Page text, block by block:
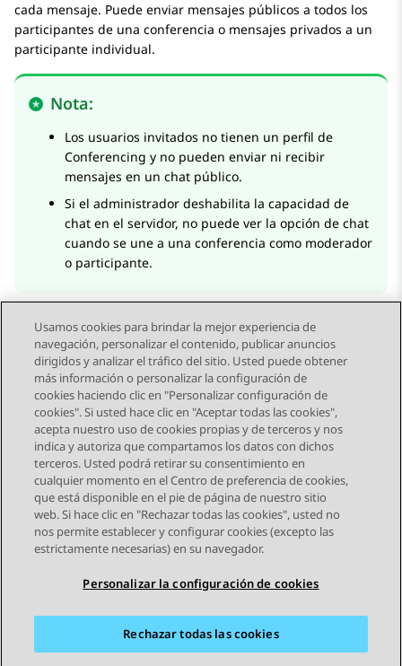
cada mensaje. Puede enviar mensajes públicos a todos los
participantes de una conferencia o mensajes privados a un
participante individual.
Nota:
Los usuarios invitados no tienen un perfil de
Conferencing y no pueden enviar ni recibir
mensajes en un chat público.
Si el administrador deshabilita la capacidad de
chat en el servidor, no puede ver la opción de chat
cuando se une a una conferencia como moderador
o participante.
Send Feedback
Navegación de tema
Tema anterior Tema siguiente
STAY CONNECTED
Mapa del sitio Condiciones de Uso Privacidad
Usamos cookies para brindar la mejor experiencia de
navegación, personalizar el contenido, publicar anuncios
dirigidos y analizar el tráfico del sitio. Usted puede obtener
más información o personalizar la configuración de
cookies haciendo clic en "Personalizar configuración de
cookies". Si usted hace clic en "Aceptar todas las cookies",
acepta nuestro uso de cookies propias y de terceros y nos
indica y autoriza que compartamos los datos con dichos
terceros. Usted podrá retirar su consentimiento en
cualquier momento en el Centro de preferencia de cookies,
que está disponible en el pie de página de nuestro sitio
web. Si hace clic en "Rechazar todas las cookies", usted no
nos permite establecer y configurar cookies (excepto las
estrictamente necesarias) en su navegador.
Personalizar la configuración de cookies
Rechazar todas las cookies